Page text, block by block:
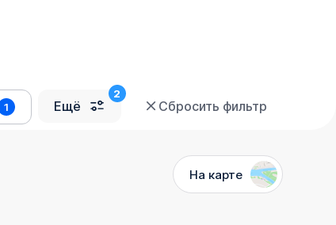
1 Ещё Сбросить фильтр
На карте